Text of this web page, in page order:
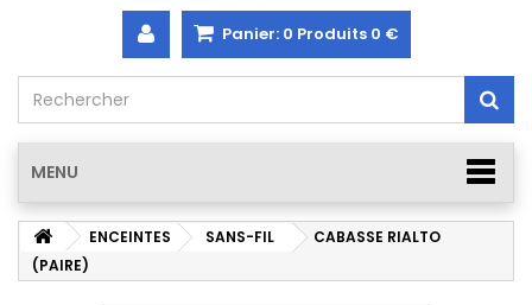
Panier: 0 Produits 0 €
MENU
ENCEINTES SANS-FIL
CABASSE RIALTO
(PAIRE)